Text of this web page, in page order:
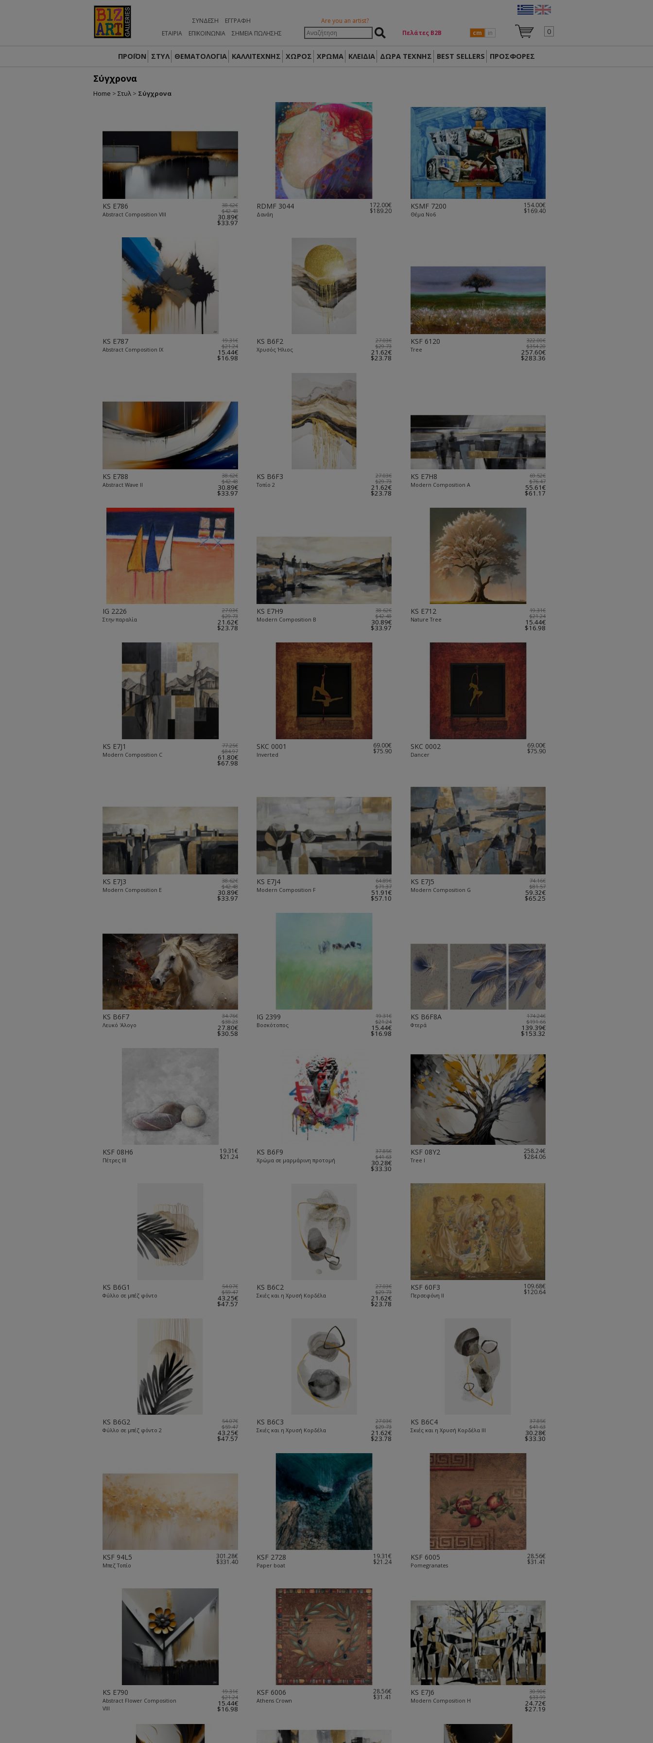
ΣΎΝΔΕΣΗ
ΕΓΓΡΑΦΉ
ΕΤΑΙΡΙΑ
ΕΠΙΚΟΙΝΩΝΙΑ ΣΗΜΕΙΑ ΠΩΛΗΣΗΣ
Are you an artist?
Πελάτες Β2Β
cm in 0
ΠΡΟΪΟΝ ΣΤΥΛ ΘΕΜΑΤΟΛΟΓΙΑ ΚΑΛΛΙΤΕΧΝΗΣ ΧΩΡΟΣ ΧΡΩΜΑ ΚΛΕΙΔΙΑ ΔΏΡΑ ΤΈΧΝΗΣ BEST SELLERS ΠΡΟΣΦΟΡΕΣ
Σύγχρονα
Home > Στυλ > Σύγχρονα
KS E786
Abstract Composition VIII
38.62€
$42.48
30.89€
$33.97
RDMF 3044
Δανάη
172.00€
$189.20
KSMF 7200
Θέμα Νο6
154.00€
$169.40
KS E787
Abstract Composition IX
19.31€
$21.24
15.44€
$16.98
KS B6F2
Χρυσός Ήλιος
27.03€
$29.73
21.62€
$23.78
KSF 6120
Tree
322.00€
$354.20
257.60€
$283.36
KS E788
Abstract Wave II
38.62€
$42.48
30.89€
$33.97
KS B6F3
Τοπίο 2
27.03€
$29.73
21.62€
$23.78
KS E7H8
Modern Composition A
69.52€
$76.47
55.61€
$61.17
IG 2226
Στην παραλία
27.03€
$29.73
21.62€
$23.78
KS E7H9
Modern Composition B
38.62€
$42.48
30.89€
$33.97
KS E712
Nature Tree
19.31€
$21.24
15.44€
$16.98
KS E7J1
Modern Composition C
77.25€
$84.97
61.80€
$67.98
SKC 0001
Inverted
69.00€
$75.90
SKC 0002
Dancer
69.00€
$75.90
KS E7J3
Modern Composition E
38.62€
$42.48
30.89€
$33.97
KS E7J4
Modern Composition F
64.89€
$71.37
51.91€
$57.10
KS E7J5
Modern Composition G
74.16€
$81.57
59.32€
$65.25
KS B6F7
Λευκό 'Αλογο
34.76€
$38.23
27.80€
$30.58
IG 2399
Βοσκότοπος
19.31€
$21.24
15.44€
$16.98
KS B6F8A
Φτερά
174.24€
$191.66
139.39€
$153.32
KSF 08H6
Πέτρες ΙΙΙ
19.31€
$21.24
KS B6F9
Xρώμα σε μαρμάρινη προτομή
37.85€
$41.63
30.28€
$33.30
KSF 08Y2
Tree I
258.24€
$284.06
KS B6G1
Φύλλο σε μπέζ φόντο
54.07€
$59.47
43.25€
$47.57
KS B6C2
Σκιές και η Χρυσή Κορδέλα
27.03€
$29.73
21.62€
$23.78
KSF 60F3
Περσεφόνη ΙΙ
109.68€
$120.64
KS B6G2
Φύλλο σε μπέζ φόντο 2
54.07€
$59.47
43.25€
$47.57
KS B6C3
Σκιές και η Χρυσή Κορδέλα
27.03€
$29.73
21.62€
$23.78
KS B6C4
Σκιές και η Χρυσή Κορδέλα ΙΙΙ
37.85€
$41.63
30.28€
$33.30
KSF 94L5
Μπεζ Τοπίο
301.28€
$331.40
KSF 2728
Paper boat
19.31€
$21.24
KSF 6005
Pomegranates
28.56€
$31.41
KS E790
Abstract Flower Composition
VIII
19.31€
$21.24
15.44€
$16.98
KSF 6006
Athens Crown
28.56€
$31.41
KS E7J6
Modern Composition H
30.90€
$33.99
24.72€
$27.19